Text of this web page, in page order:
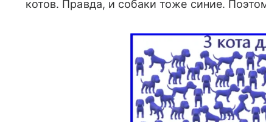
котов. Правда, и собаки тоже синие.